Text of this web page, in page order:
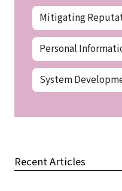
Mitigating
Personal
System
Recent Articles